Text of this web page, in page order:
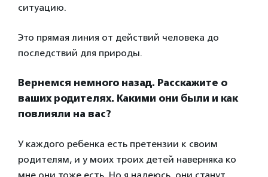
ситуацию.
Это прямая линия от действий человека до
последствий для природы.
Вернемся немного назад. Расскажите о
ваших родителях. Какими они были и как
повлияли на вас?
У каждого ребенка есть претензии к своим
родителям, и у моих троих детей наверняка ко